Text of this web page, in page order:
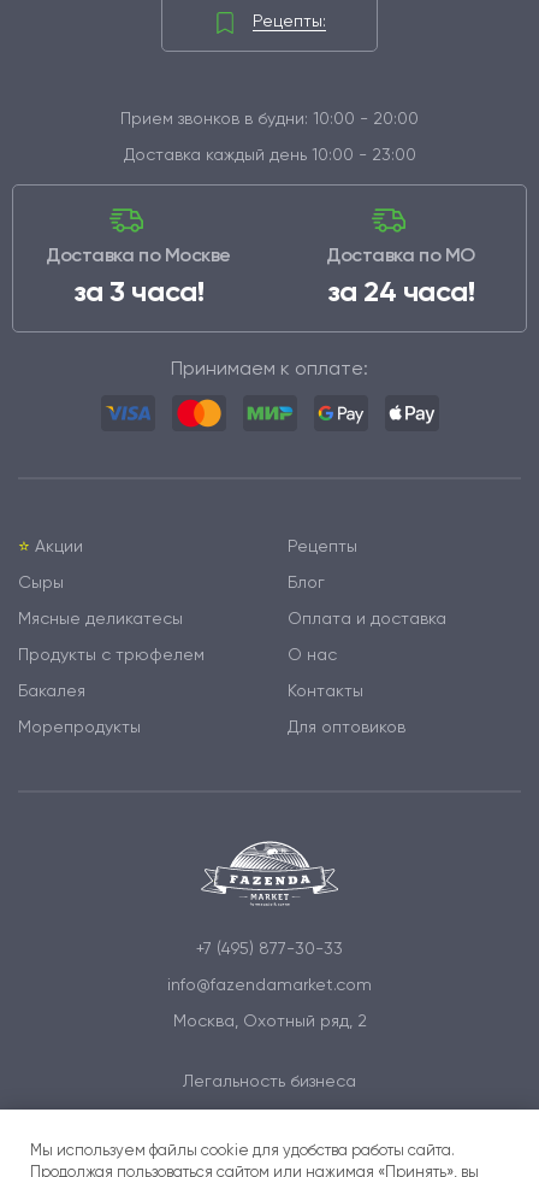
Рецепты:
Прием звонков в будни: 10:00 - 20:00
Доставка каждый день 10:00 - 23:00
Доставка по Москве
за 3 часа!
Доставка по МО
за 24 часа!
Принимаем к оплате:
⭐️ Акции
Сыры
Мясные деликатесы
Продукты с трюфелем
Бакалея
Морепродукты
Рецепты
Блог
Оплата и доставка
О нас
Контакты
Для оптовиков
+7 (495) 877-30-33
info@fazendamarket.com
Москва, Охотный ряд, 2
Легальность бизнеса
Условия и соглашения
Мы используем файлы cookie для удобства работы сайта.
Продолжая пользоваться сайтом или нажимая «Принять», вы